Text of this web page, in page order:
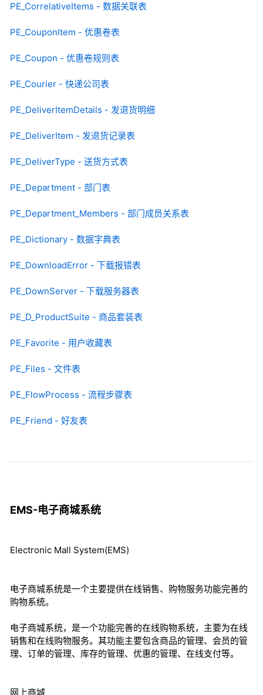
PE_CorrelativeItems - 数据关联表
PE_CouponItem - 优惠卷表
PE_Coupon - 优惠卷规则表
PE_Courier - 快递公司表
PE_DeliverItemDetails - 发退货明细
PE_DeliverItem - 发退货记录表
PE_DeliverType - 送货方式表
PE_Department - 部门表
PE_Department_Members - 部门成员关系表
PE_Dictionary - 数据字典表
PE_DownloadError - 下载报错表
PE_DownServer - 下载服务器表
PE_D_ProductSuite - 商品套装表
PE_Favorite - 用户收藏表
PE_Files - 文件表
PE_FlowProcess - 流程步骤表
PE_Friend - 好友表
EMS-电子商城系统
Electronic Mall System(EMS)
电子商城系统是一个主要提供在线销售、购物服务功能完善的
购物系统。
电子商城系统，是一个功能完善的在线购物系统，主要为在线
销售和在线购物服务。其功能主要包含商品的管理、会员的管
理、订单的管理、库存的管理、优惠的管理、在线支付等。
网上商城